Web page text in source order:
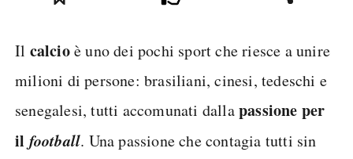
Il calcioè uno dei pochi sport che riesce a unire
milioni di persone: brasiliani, cinesi, tedeschi e
senegalesi, tutti accomunati dallapassione per
il football. Una passione che contagia tutti sin